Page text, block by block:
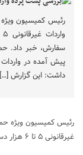
رئیس کمیسیون ویژه
سفارش، خبر داد.
داشت: این گزارش […]
رئیس کمیسیون ویژه
غیرقانونی ۵ تا ۶ هزار دستگاه خودرو در شرایط ممنوعیت ثبت سفارش، خبر داد.